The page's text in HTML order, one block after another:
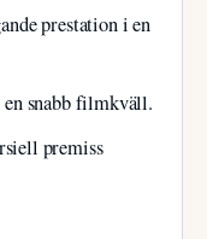
prestation i en
snabb filmkväll.
premiss